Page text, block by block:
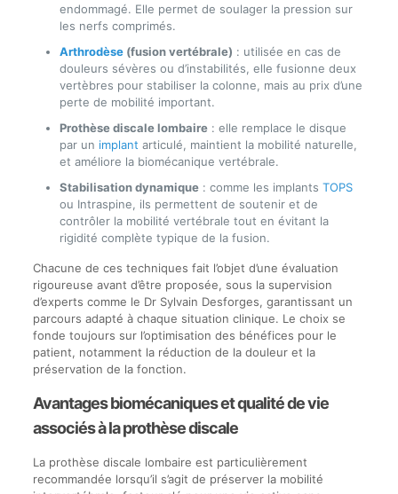
endommagé. Elle permet de soulager la pression sur
les nerfs comprimés.
Arthrodèse(fusion vertébrale) : utilisée en cas de
douleurs sévères ou d’instabilités, elle fusionne deux
vertèbres pour stabiliser la colonne, mais au prix d’une
perte de mobilité important.
Prothèse discale lombaire: elle remplace le disque
par un implant articulé, maintient la mobilité naturelle,
et améliore la biomécanique vertébrale.
Stabilisation dynamique: comme les implants TOPS
ou Intraspine, ils permettent de soutenir et de
contrôler la mobilité vertébrale tout en évitant la
rigidité complète typique de la fusion.
Chacune de ces techniques fait l’objet d’une évaluation
rigoureuse avant d’être proposée, sous la supervision
d’experts comme le Dr Sylvain Desforges, garantissant un
parcours adapté à chaque situation clinique. Le choix se
fonde toujours sur l’optimisation des bénéfices pour le
patient, notamment la réduction de la douleur et la
préservation de la fonction.
Avantages biomécaniques et qualité de vie
associés à la prothèse discale
La prothèse discale lombaire est particulièrement
recommandée lorsqu’il s’agit de préserver la mobilité